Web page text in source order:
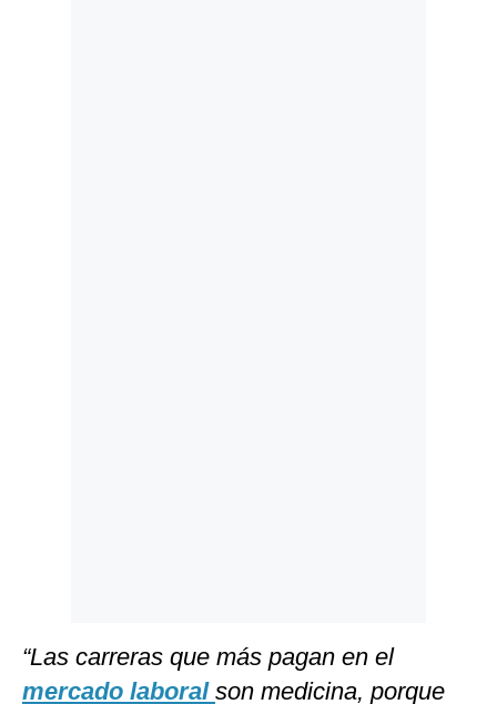
“Las carreras que más pagan en el
mercado laboral son medicina, porque